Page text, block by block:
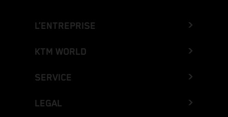
L’ENTREPRISE
KTM WORLD
SERVICE
LEGAL